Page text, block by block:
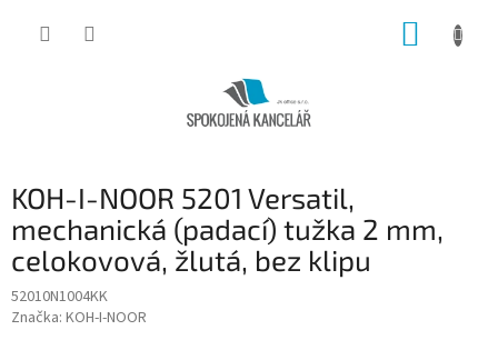
KOH-I-NOOR 5201 Versatil,
mechanická (padací) tužka 2 mm,
celokovová, žlutá, bez klipu
52010N1004KK
Značka: KOH-I-NOOR